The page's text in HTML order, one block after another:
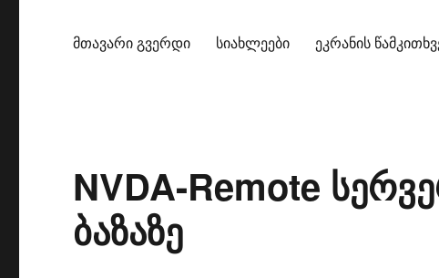
მთავარი გვერდი სიახლეები ეკრანის
NVDA-Remote
ბაზაზე